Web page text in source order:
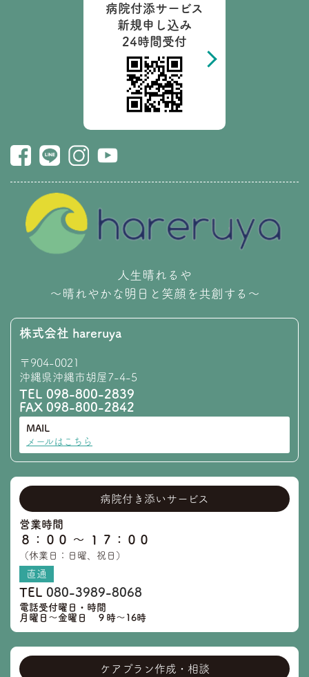
病院付添サービス
新規申し込み
24時間受付
人生晴れるや
〜晴れやかな明日と笑顔を共創する〜
株式会社 hareruya
〒904-0021
沖縄県沖縄市胡屋7-4-5
TEL 098-800-2839
FAX 098-800-2842
MAIL
メールはこちら
病院付き添いサービス
営業時間
８：００ 〜 １７：００
（休業日：日曜、祝日）
直通
TEL 080-3989-8068
電話受付曜日・時間
月曜日～金曜日 ９時～16時
ケアプラン作成・相談